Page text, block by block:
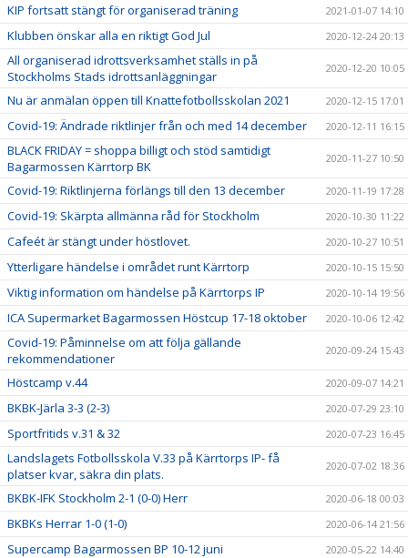
KIP fortsatt stängt för organiserad träning 2021-01-07 14:10
Klubben önskar alla en riktigt God Jul 2020-12-24 20:13
All organiserad idrottsverksamhet ställs in på
Stockholms Stads idrottsanläggningar
2020-12-20 10:05
Nu är anmälan öppen till Knattefotbollsskolan 2021 2020-12-15 17:01
Covid-19: Ändrade riktlinjer från och med 14 december 2020-12-11 16:15
BLACK FRIDAY = shoppa billigt och stöd samtidigt
Bagarmossen Kärrtorp BK
2020-11-27 10:50
Covid-19: Riktlinjerna förlängs till den 13 december 2020-11-19 17:28
Covid-19: Skärpta allmänna råd för Stockholm 2020-10-30 11:22
Cafeét är stängt under höstlovet. 2020-10-27 10:51
Ytterligare händelse i området runt Kärrtorp 2020-10-15 15:50
Viktig information om händelse på Kärrtorps IP 2020-10-14 19:56
ICA Supermarket Bagarmossen Höstcup 17-18 oktober 2020-10-06 12:42
Covid-19: Påminnelse om att följa gällande
rekommendationer
2020-09-24 15:43
Höstcamp v.44 2020-09-07 14:21
BKBK-Järla 3-3 (2-3) 2020-07-29 23:10
Sportfritids v.31 & 32 2020-07-23 16:45
Landslagets Fotbollsskola V.33 på Kärrtorps IP- få
platser kvar, säkra din plats.
2020-07-02 18:36
BKBK-IFK Stockholm 2-1 (0-0) Herr 2020-06-18 00:03
BKBKs Herrar 1-0 (1-0) 2020-06-14 21:56
Supercamp Bagarmossen BP 10-12 juni 2020-05-22 14:40